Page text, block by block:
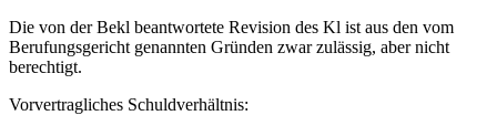
Die von der Bekl beantwortete Revision des Kl ist aus den vom
Berufungsgericht genannten Gründen zwar zulässig, aber nicht
berechtigt.
Vorvertragliches Schuldverhältnis: